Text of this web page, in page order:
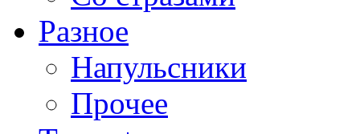
Разное
Напульсники
Прочее